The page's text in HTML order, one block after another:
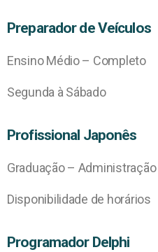
Preparador de Veículos
Ensino Médio – Completo
Segunda à Sábado
Profissional Japonês
Graduação –
Disponibilidade de horários
Programador Delphi